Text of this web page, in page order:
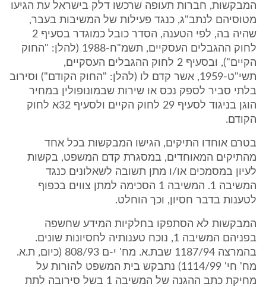
המבקשות, חברות תעופה שרכשו דלק בישראל עת הגיעו
מטוסיהם לנתב"ג, כנגד פעילות של המשיבות בעבר,
שהיה בה, לפי הטענה, הסדר כובל כמוגדר בסעיף 2
לחוק ההגבלים העסקיים, תשמ"ח-1988 (להלן: "החוק
הקיים"), ובסעיף 2 לחוק ההגבלים העסקיים,
תשי"ט-1959, אשר קדם לו (להלן: "החוק הקודם") וסירוב
בלתי סביר לספק נכס או שירות שבמונופולין במחיר
הוגן בניגוד לסעיף 29 לחוק הקיים ולסעיף 32א לחוק
הקודם.
בטרם אוחדו התיקים, הגישו המבקשות בכל אחד
מהתיקים המאוחדים, במסגרת קדם המשפט, בקשות
לעיון במסמכים או/ו מתן תשובה לשאלונים כנגד
המשיבה 1. המשיבה 1 הסכימה למתן צווים בכפוף
לטענות בדבר חסיון, וכך הוחלט.
המבקשות לא הסתפקו בחלקיות המידע שחשפה
בפניהם המשיבה 1, נוכח טענותיה לחסיונות שונים.
בהמרצה 1187/94 שבת.א. מח' י-ם 808/93 (כיום, ת.א.
מח' חי' 1114/99) נתבקש בית המשפט להורות על
מחיקת כתב ההגנה של המשיבה 1 בשל סירובה לתת